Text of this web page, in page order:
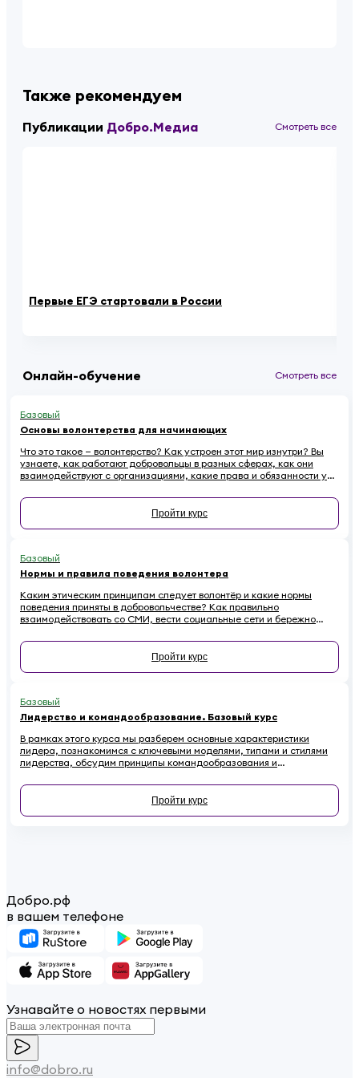
Также рекомендуем
Публикации Добро.Медиа Смотреть все
Первые ЕГЭ стартовали в России
Онлайн-обучение Смотреть все
Базовый
Основы волонтерства для начинающих
Что это такое — волонтерство? Как устроен этот мир изнутри? Вы
узнаете, как работают добровольцы в разных сферах, как они
взаимодействуют с организациями, какие права и обязанности у
распространенных ошибок.
Пройти курс
Базовый
Нормы и правила поведения волонтера
Каким этическим принципам следует волонтёр и какие нормы
поведения приняты в добровольчестве? Как правильно
взаимодействовать со СМИ, вести социальные сети и бережно
репутации? Если вы хотите стать осознанным и ответственным
волонтёром, этот онлайн-курс для вас.
Пройти курс
Базовый
Лидерство и командообразование. Базовый курс
В рамках этого курса мы разберем основные характеристики
лидера, познакомимся с ключевыми моделями, типами и стилями
лидерства, обсудим принципы командообразования и
лидерских качеств.
Пройти курс
Добро.рф
в вашем телефоне
Узнавайте о новостях первыми
info@dobro.ru